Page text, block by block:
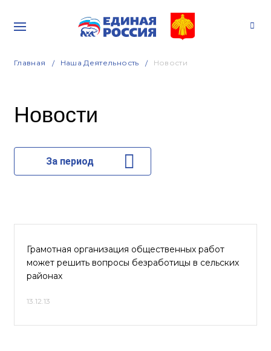
Главная Наша Деятельность Новости
Новости
За период
Грамотная организация общественных работ
может решить вопросы безработицы в сельских
районах
13.12.13